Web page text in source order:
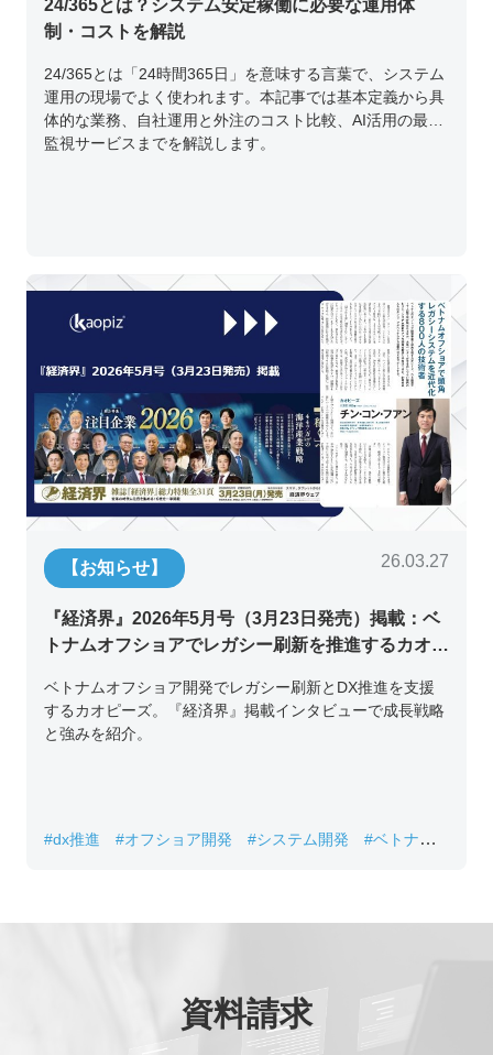
24/365とは？システム安定稼働に必要な運用体
制・コストを解説
24/365とは「24時間365日」を意味する言葉で、システム
運用の現場でよく使われます。本記事では基本定義から具
体的な業務、自社運用と外注のコスト比較、AI活用の最新
監視サービスまでを解説します。
【お知らせ】 26.03.27
『経済界』2026年5月号（3月23日発売）掲載：ベ
トナムオフショアでレガシー刷新を推進するカオピ
ベトナムオフショア開発でレガシー刷新とDX推進を支援
するカオピーズ。『経済界』掲載インタビューで成長戦略
と強みを紹介。
#dx推進 #オフショア開発 #システム開発
#ベトナムIT
資料請求